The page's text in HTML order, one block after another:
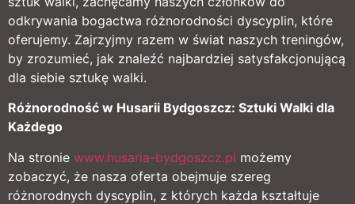
odkrywania bogactwa różnorodności dyscyplin, które
oferujemy. Zajrzyjmy razem w świat naszych treningów,
by zrozumieć, jak znaleźć najbardziej satysfakcjonującą
dla siebie sztukę walki.
Różnorodność w Husarii Bydgoszcz: Sztuki Walki dla
Każdego
Na stronie www.husaria-bydgoszcz.pl możemy
zobaczyć, że nasza oferta obejmuje szereg
różnorodnych dyscyplin, z których każda kształtuje